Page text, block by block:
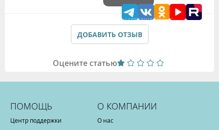
Подтверждая данные формы Вы соглашаетесь с
Политикой обработки персональных данных
ДОБАВИТЬ ОТЗЫВ
Оцените статью
ПОМОЩЬ
Центр поддержки
О КОМПАНИИ
О нас